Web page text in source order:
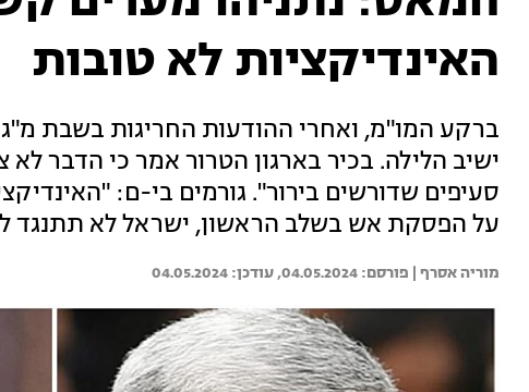
האינדיקציות לא טובות
ברקע המו"מ, ואחרי ההודעות החריגות בשבת
ישיב הלילה. בכיר בארגון הטרור אמר כי הדבר
סעיפים שדורשים בירור". גורמים בי-ם:
על הפסקת אש בשלב הראשון, ישראל לא תתנגד
מוריה אסרף | 04.05.2024
04.05.2024